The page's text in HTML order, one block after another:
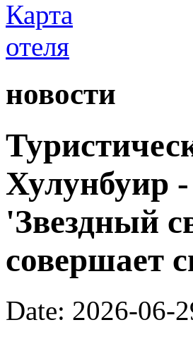
новости
Хулунбуир
'Звездный
совершает
Date: 2026-06-